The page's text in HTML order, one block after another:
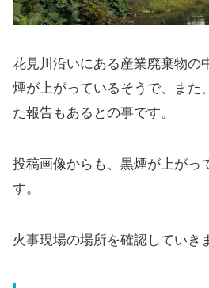
花見川沿いにある産業廃棄物の
煙が上がっているそうで、また
た報告もあるとの事です。
投稿画像からも、黒煙が上がっ
す。
火事現場の場所を確認していき